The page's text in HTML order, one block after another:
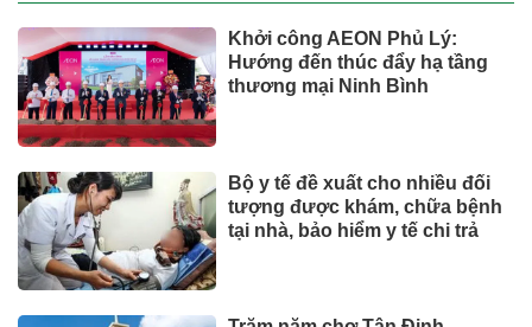
Khởi công AEON Phủ Lý:
Hướng đến thúc đẩy hạ tầng
thương mại Ninh Bình
Bộ y tế đề xuất cho nhiều đối
tượng được khám, chữa bệnh
tại nhà, bảo hiểm y tế chi trả